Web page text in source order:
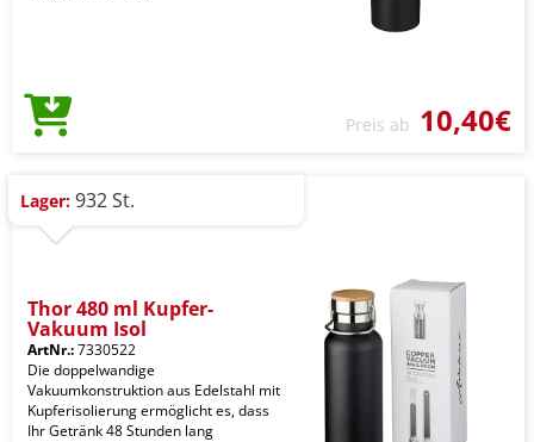
Preis ab 10,40€
Lager: 932 St.
Thor 480 ml Kupfer-
Vakuum Isol
ArtNr.:7330522
Die doppelwandige
Vakuumkonstruktion aus Edelstahl mit
Kupferisolierung ermöglicht es, dass
Ihr Getränk 48 Stunden lang